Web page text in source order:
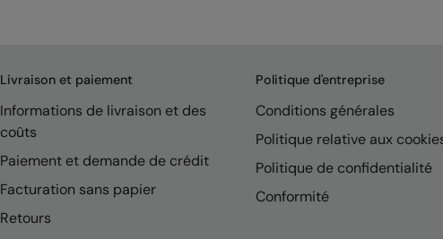
Livraison et paiement
Informations de livraison et des
coûts
Paiement et demande de crédit
Facturation sans papier
Retours
Politique d'entreprise
Conditions générales
Politique relative aux
Politique de confidentialité
Conformité